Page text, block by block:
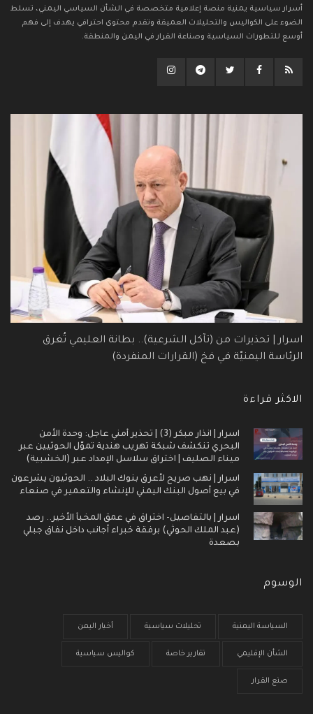
أسرار سياسية يمنية منصة إعلامية متخصصة في الشأن السياسي اليمني، تسلط
الضوء على الكواليس والتحليلات العميقة وتقدم محتوى احترافي يهدف إلى فهم
أوسع للتطورات السياسية وصناعة القرار في اليمن والمنطقة.
اسرار | تحذيرات من (تآكل الشرعية).. بطانة العليمي تُغرق
الرئاسة اليمنيّة في فخ (القرارات المنفردة)
الاكثر قراءة
اسرار | انذار مبكر (3) | تحذير أمني عاجل: وحدة الأمن
البحري تنكشف شبكة تهريب هندية تموّل الحوثيين عبر
ميناء الصليف | اختراق سلاسل الإمداد عبر (الخشبية)
اسرار | نهب صريح لأعرق بنوك البلاد .. الحوثيون يشرعون
في بيع أصول البنك اليمني للإنشاء والتعمير في صنعاء
اسرار | بالتفاصيل- اختراق في عمق المخبأ الأخير.. رصد
(عبد الملك الحوثي) برفقة خبراء أجانب داخل نفاق جبلي
بصعدة
الوسوم
السياسة اليمنية تحليلات سياسية أخبار اليمن
الشأن الإقليمي تقارير خاصة كواليس سياسية
صنع القرار